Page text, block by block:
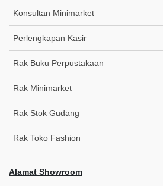
Konsultan Minimarket
Perlengkapan Kasir
Rak Buku Perpustakaan
Rak Minimarket
Rak Stok Gudang
Rak Toko Fashion
Alamat Showroom